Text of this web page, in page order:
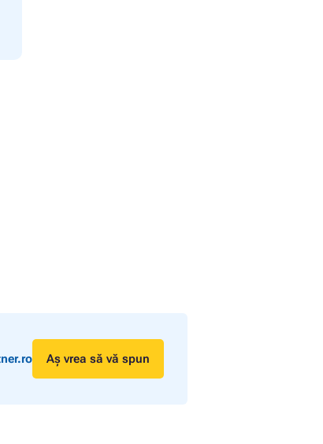
Aș vrea să vă spun